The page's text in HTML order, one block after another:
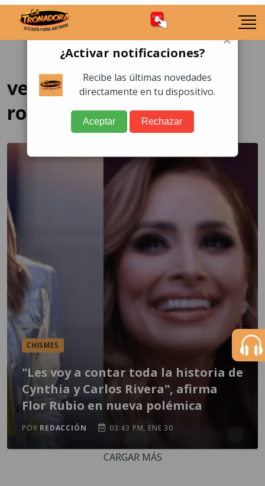
verdad de cynthia
rodriguez
CHISMES
"Les voy a contar toda la historia de
Cynthia y Carlos Rivera", afirma
Flor Rubio en nueva polémica
POR REDACCIÓN 03:43 PM, ENE 30
CARGAR MÁS
×
¿Activar notificaciones?
Recibe las últimas novedades
directamente en tu dispositivo.
Aceptar Rechazar